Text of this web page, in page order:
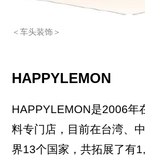
＜车头装饰＞
HAPPYLEMON
HAPPYLEMON是2006年
料专门店，目前在台湾、
界13个国家，共拓展了有